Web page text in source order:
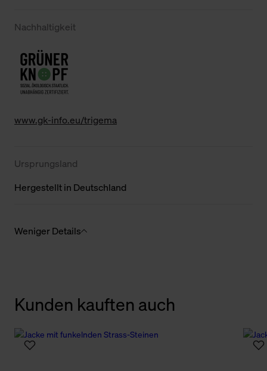
Nachhaltigkeit
www.gk-info.eu/trigema
Ursprungsland
Hergestellt in Deutschland
Weniger Details
Kunden kauften auch